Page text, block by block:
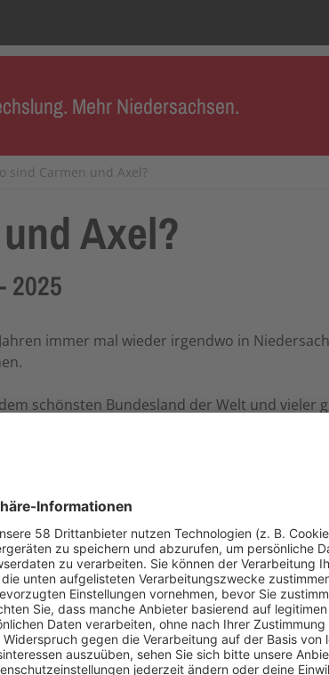
Mehr Niedersachsen.
sind Carmen und Axel?
Axel?
2025
immer mal wieder irgendwo in
schönsten Bundesland der Welt und vieler
haben! Das hat sehr viel Spaß